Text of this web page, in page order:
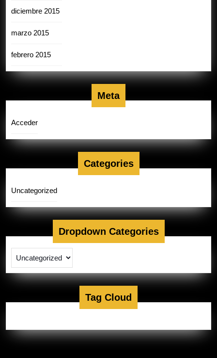
diciembre 2015
marzo 2015
febrero 2015
Meta
Acceder
Categories
Uncategorized
Dropdown Categories
Tag Cloud